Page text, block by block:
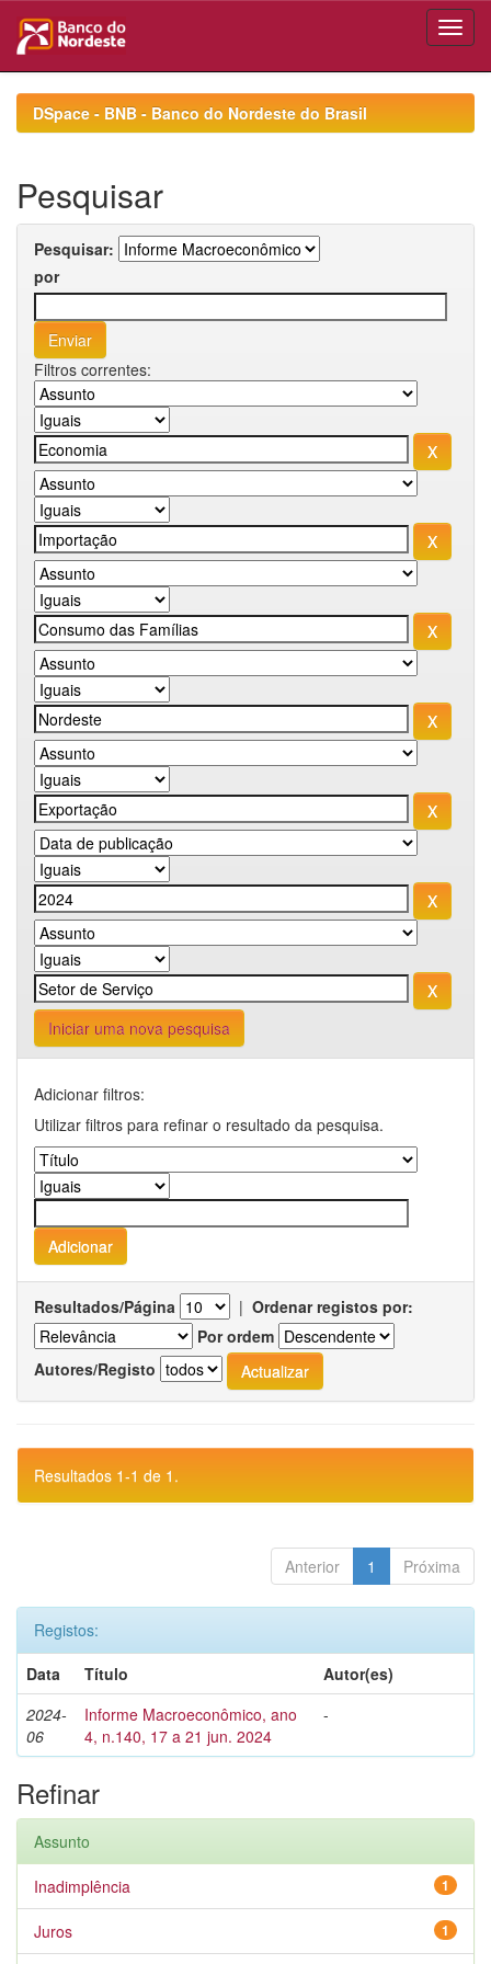
navigationDSpace - BNB - Banco do Nordeste do Brasil
Pesquisar
Pesquisar:
por
Filtros correntes:
Iniciar uma nova pesquisa
Adicionar filtros:
Utilizar filtros para refinar o resultado da pesquisa.
Resultados/Página | Ordenar registos por:
Por ordem
Autores/Registo
Resultados 1-1 de 1.
Anterior 1 Próxima
Registos:
Data
Título
Autor(es)
2024-
06
Informe Macroeconômico, ano
4, n.140, 17 a 21 jun. 2024
-
Refinar
Assunto
1
Inadimplência
1
Juros